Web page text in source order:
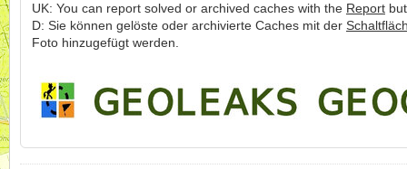
UK: You can report solved or archived caches with the Report
D: Sie können gelöste oder archivierte Caches mit der
Foto hinzugefügt werden.